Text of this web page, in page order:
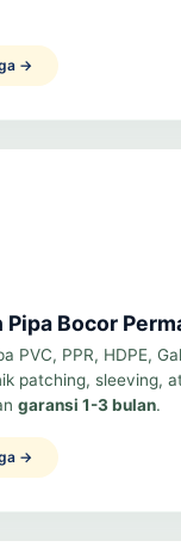
→
Pipa Bocor
PVC, PPR, HDPE,
patching, sleeving,
garansi 1-3 bulan.
→